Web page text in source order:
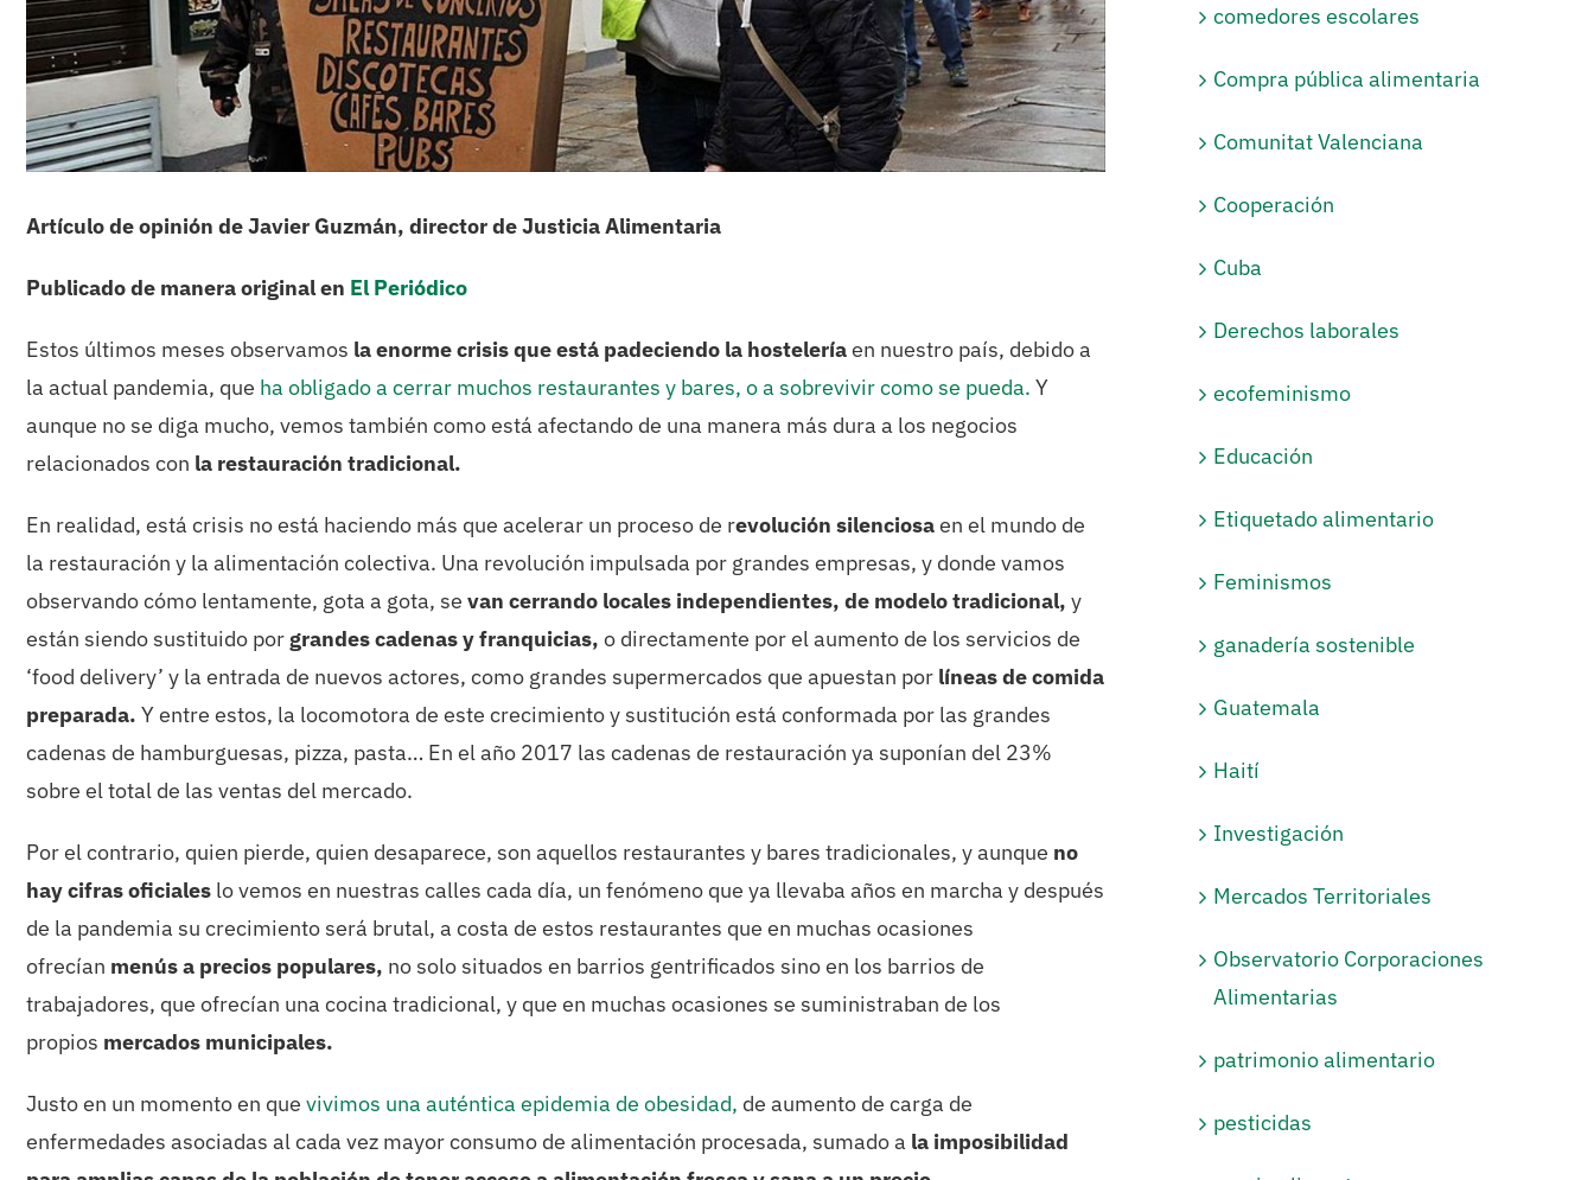
Artículo de opinión de Javier Guzmán, director de Justicia Alimentaria
Publicado de manera original en El Periódico
Estos últimos meses observamos la enorme crisis que está padeciendo la hosteleríaen nuestro país, debido a
la actual pandemia, que ha obligado a cerrar muchos restaurantes y bares, o a sobrevivir como se pueda. Y
aunque no se diga mucho, vemos también como está afectando de una manera más dura a los negocios
relacionados con la restauración tradicional.
En realidad, está crisis no está haciendo más que acelerar un proceso de revolución silenciosaen el mundo de
la restauración y la alimentación colectiva. Una revolución impulsada por grandes empresas, y donde vamos
observando cómo lentamente, gota a gota, se van cerrando locales independientes, de modelo tradicional, y
están siendo sustituido porgrandes cadenas y franquicias, o directamente por el aumento de los servicios de
‘food delivery’ y la entrada de nuevos actores, como grandes supermercados que apuestan por líneas de comida
preparada. Y entre estos, la locomotora de este crecimiento y sustitución está conformada por las grandes
cadenas de hamburguesas, pizza, pasta… En el año 2017 las cadenas de restauración ya suponían del 23%
sobre el total de las ventas del mercado.
Por el contrario, quien pierde, quien desaparece, son aquellos restaurantes y bares tradicionales, y aunque no
hay cifras oficialeslo vemos en nuestras calles cada día, un fenómeno que ya llevaba años en marcha y después
de la pandemia su crecimiento será brutal, a costa de estos restaurantes que en muchas ocasiones
ofrecían menús a precios populares, no solo situados en barrios gentrificados sino en los barrios de
trabajadores, que ofrecían una cocina tradicional, y que en muchas ocasiones se suministraban de los
propios mercados municipales.
Justo en un momento en que vivimos una auténtica epidemia de obesidad, de aumento de carga de
enfermedades asociadas al cada vez mayor consumo de alimentación procesada, sumado a la imposibilidad
comedores escolares
Compra pública alimentaria
Comunitat Valenciana
Cooperación
Cuba
Derechos laborales
ecofeminismo
Educación
Etiquetado alimentario
Feminismos
ganadería sostenible
Guatemala
Haití
Investigación
Mercados Territoriales
Observatorio Corporaciones
Alimentarias
patrimonio alimentario
pesticidas